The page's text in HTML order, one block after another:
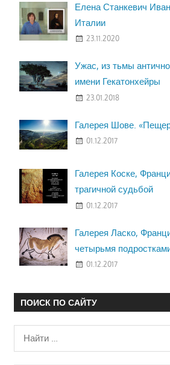
Елена Станкевич
Италии
23.11.2020
Ужас, из тьмы
имени Гекатонхейры
23.01.2018
Галерея Шове.
01.12.2017
Галерея Коске,
трагичной судьбой
01.12.2017
Галерея Ласко,
четырьмя
01.12.2017
ПОИСК ПО САЙТУ